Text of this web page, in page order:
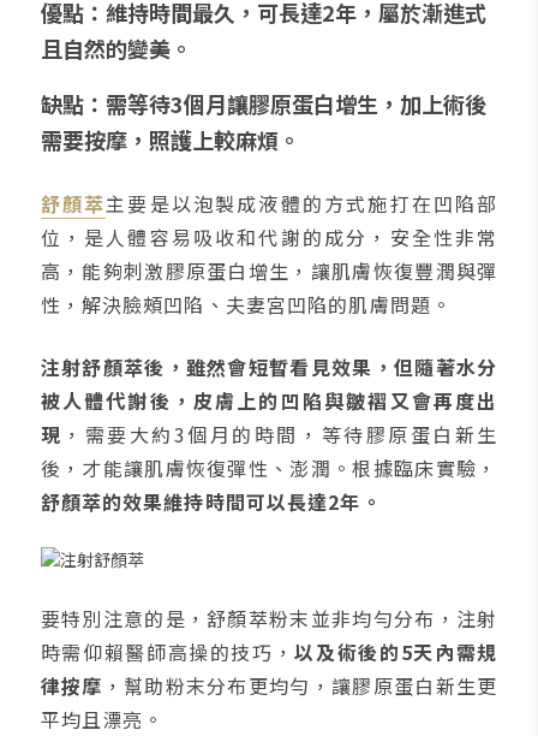
優點：維持時間最久，可長達2年，屬於漸進式
且自然的變美。
缺點：需等待3個月讓膠原蛋白增生，加上術後
需要按摩，照護上較麻煩。
舒顏萃主要是以泡製成液體的方式施打在凹陷部
位，是人體容易吸收和代謝的成分，安全性非常
高，能夠刺激膠原蛋白增生，讓肌膚恢復豐潤與彈
性，解決臉頰凹陷、夫妻宮凹陷的肌膚問題。
注射舒顏萃後，雖然會短暫看見效果，但隨著水分
被人體代謝後，皮膚上的凹陷與皺褶又會再度出
現 ，需要大約3個月的時間，等待膠原蛋白新生
後，才能讓肌膚恢復彈性、澎潤。根據臨床實驗，
舒顏萃的效果維持時間可以長達2年。
要特別注意的是，舒顏萃粉末並非均勻分布，注射
時需仰賴醫師高操的技巧，以及術後的5天內需規
律按摩 ，幫助粉末分布更均勻，讓膠原蛋白新生更
平均且漂亮。